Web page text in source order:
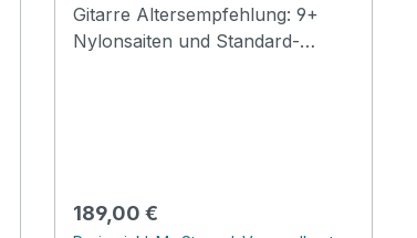
Gitarre Altersempfehlung: 9+
Nylonsaiten und Standard-
App. Im neuen Cutaway-Design
Specification Body: Basswood
Regulärer Preis:
189,00 €